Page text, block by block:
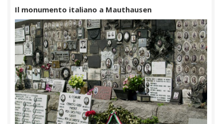
Il monumento italiano a Mauthausen